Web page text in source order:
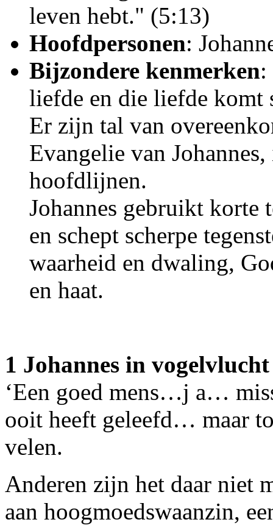
leven hebt." (5:13)
Hoofdpersonen:
Bijzondere kenmerken:
liefde en die liefde komt
Er zijn tal van
Evangelie van
hoofdlijnen.
Johannes gebruikt korte
en schept scherpe
waarheid en dwaling,
en haat.
1 Johannes in vogelvlucht
‘Een goed mens…j a…
ooit heeft geleefd… maar
velen.
Anderen zijn het daar niet
aan hoogmoedswaanzin,